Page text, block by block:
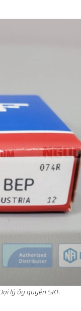
lý ủy quyền SKF.